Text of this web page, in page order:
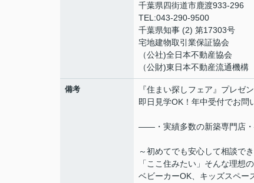
千葉県四街道市鹿渡933-296
TEL:043-290-9500
千葉県知事 (2) 第17303号
宅地建物取引業保証協会
（公社)全日本不動産協会
（公財)東日本不動産流通機構
備考
『住まい探しフェア』プレゼ
即日見学OK！年中受付でお問
――・実績多数の新築専門店
～初めてでも安心して相談で
「ここ住みたい」そんな理想
ベビーカーOK、キッズスペー